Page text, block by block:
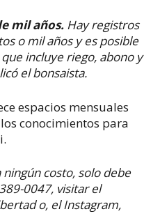
mil años. Hay registros
o mil años y es posible
incluye riego, abono y
el bonsaista.
espacios mensuales
conocimientos para
ningún costo, solo debe
0047, visitar el
o, el Instagram,